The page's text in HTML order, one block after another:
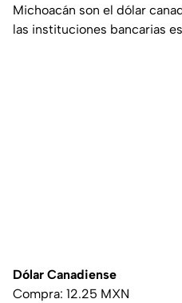
Michoacán son el dólar
las instituciones bancarias
Dólar Canadiense
Compra: 12.25 MXN